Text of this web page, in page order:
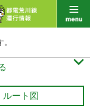

ルート図